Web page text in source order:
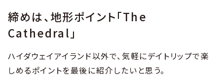
締めは、地形ポイント「The
Cathedral」
ハイダウェイアイランド以外で、気軽にデイトリップで楽
しめるポイントを最後に紹介したいと思う。